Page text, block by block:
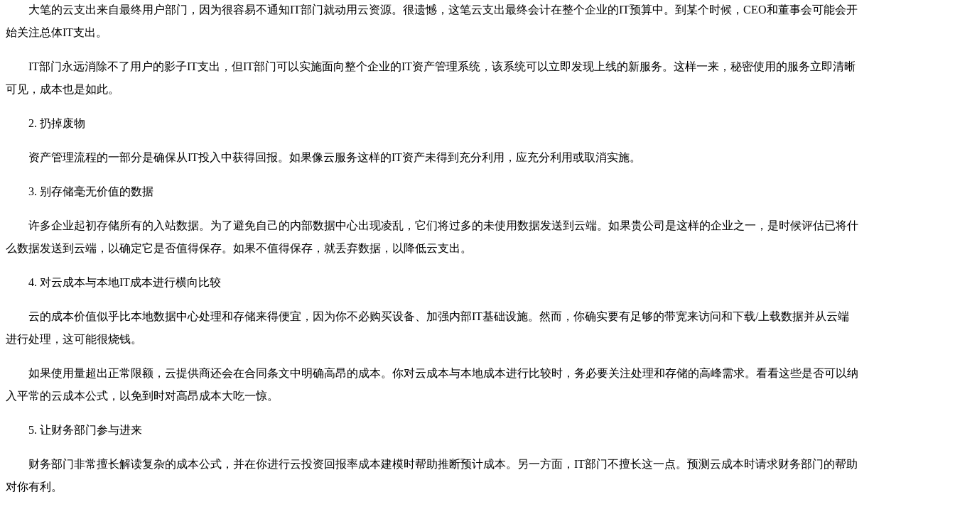
大笔的云支出来自最终用户部门，因为很容易不通知IT部门就动用云资源。很遗憾，这笔云支出最终会计在整个企业的IT预算中。到某个时候，CEO和董事会可能会开
始关注总体IT支出。
IT部门永远消除不了用户的影子IT支出，但IT部门可以实施面向整个企业的IT资产管理系统，该系统可以立即发现上线的新服务。这样一来，秘密使用的服务立即清晰
可见，成本也是如此。
2. 扔掉废物
资产管理流程的一部分是确保从IT投入中获得回报。如果像云服务这样的IT资产未得到充分利用，应充分利用或取消实施。
3. 别存储毫无价值的数据
许多企业起初存储所有的入站数据。为了避免自己的内部数据中心出现凌乱，它们将过多的未使用数据发送到云端。如果贵公司是这样的企业之一，是时候评估已将什
么数据发送到云端，以确定它是否值得保存。如果不值得保存，就丢弃数据，以降低云支出。
4. 对云成本与本地IT成本进行横向比较
云的成本价值似乎比本地数据中心处理和存储来得便宜，因为你不必购买设备、加强内部IT基础设施。然而，你确实要有足够的带宽来访问和下载/上载数据并从云端
进行处理，这可能很烧钱。
如果使用量超出正常限额，云提供商还会在合同条文中明确高昂的成本。你对云成本与本地成本进行比较时，务必要关注处理和存储的高峰需求。看看这些是否可以纳
入平常的云成本公式，以免到时对高昂成本大吃一惊。
5. 让财务部门参与进来
财务部门非常擅长解读复杂的成本公式，并在你进行云投资回报率成本建模时帮助推断预计成本。另一方面，IT部门不擅长这一点。预测云成本时请求财务部门的帮助
对你有利。